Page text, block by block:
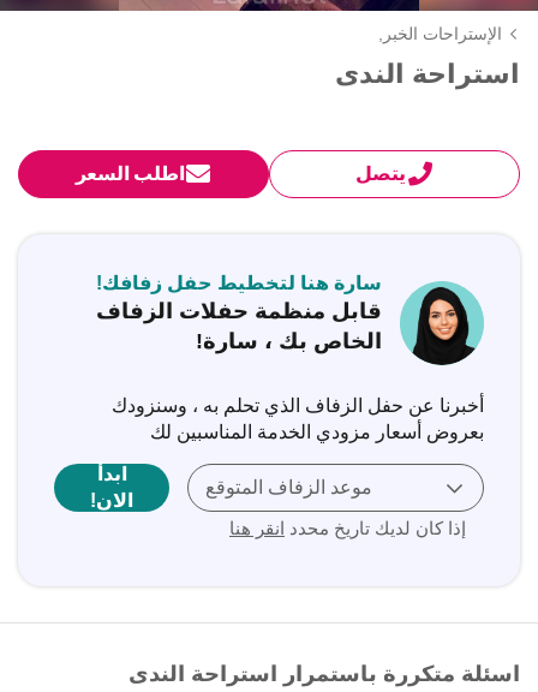
الإستراحات الخبر,
استراحة الندى
يتصل اطلب السعر
سارة هنا لتخطيط حفل زفافك!
قابل منظمة حفلات الزفاف
الخاص بك ، سارة!
أخبرنا عن حفل الزفاف الذي تحلم به ، وسنزودك
بعروض أسعار مزودي الخدمة المناسبين لك
موعد الزفاف المتوقع
إذا كان لديك تاريخ محدد انقر هنا
ابدأ
الان!
اسئلة متكررة باستمرار استراحة الندى